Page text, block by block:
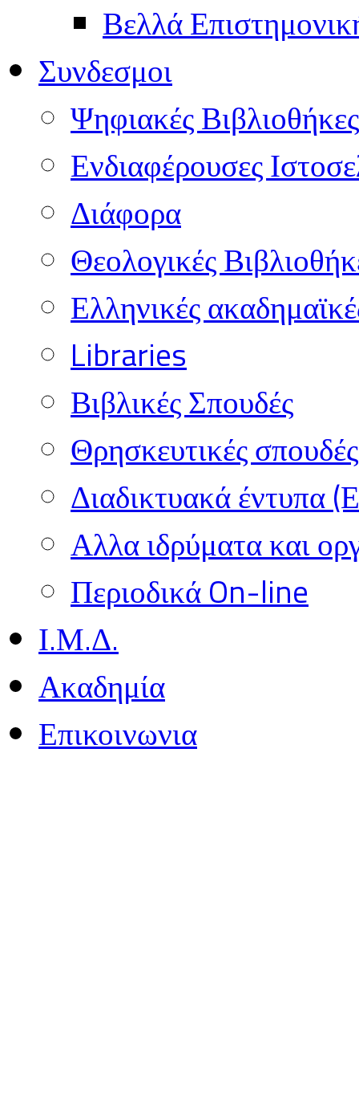
Βελλά
Συνδεσμοι
Ψηφιακές Βιβλιοθήκες
Ενδιαφέρουσες
Διάφορα
Θεολογικές
Ελληνικές
Libraries
Βιβλικές Σπουδές
Θρησκευτικές
Διαδικτυακά έντυπα
Αλλα ιδρύματα και
Περιοδικά On-line
Ι.Μ.Δ.
Ακαδημία
Επικοινωνια